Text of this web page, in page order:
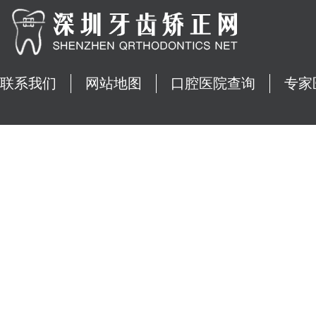
联系我们 网站地图 口腔医院查询 专家